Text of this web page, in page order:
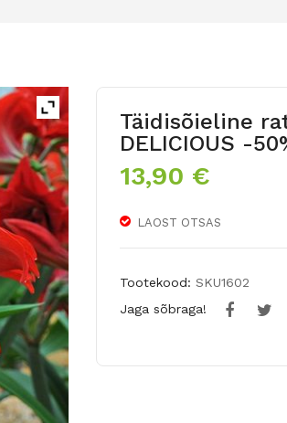
Täidisõieline
DELICIOUS -
13,90 €
LAOST OTSAS
Tootekood: SKU1602
Jaga sõbraga!